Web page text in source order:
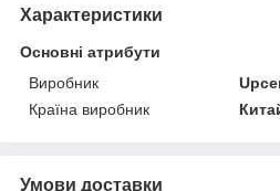
Характеристики
Основні атрибути
Виробник
Країна виробник
Умови доставки